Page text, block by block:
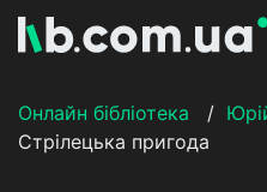
Онлайн бібліотека
/
Стрілецька пригода